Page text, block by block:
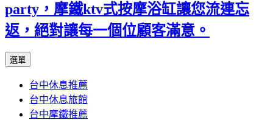
party，摩鐵ktv式按摩浴缸讓您流連忘
返，絕對讓每一個位顧客滿意。
選單
內
容
台中休息推薦
台中休息旅館
台中摩鐵推薦